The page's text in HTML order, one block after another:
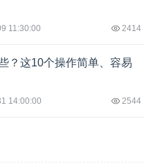
11:30:00 2414
？这10个操作简单、容易
14:00:00 2544